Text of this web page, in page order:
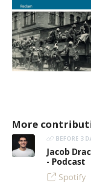
More
BEFORE 3
Jacob
- Podcast
Spotify